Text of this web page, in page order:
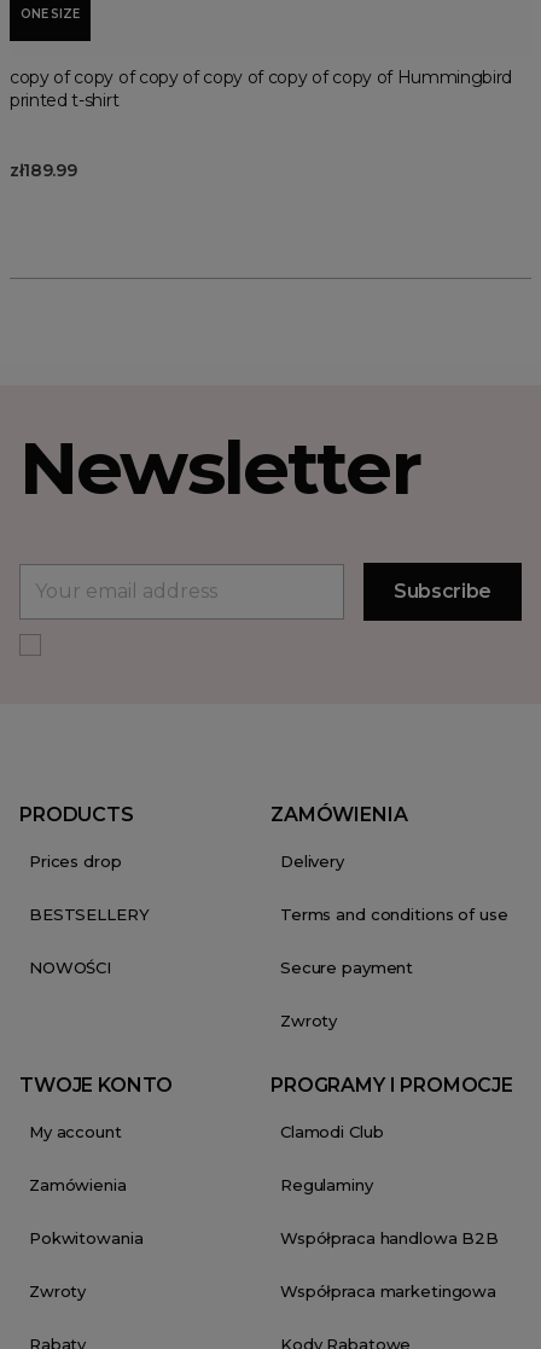
ONE SIZE
copy of copy of copy of copy of copy of copy of Hummingbird
printed t-shirt
zł189.99
Newsletter
PRODUCTS
Prices drop
BESTSELLERY
NOWOŚCI
ZAMÓWIENIA
Delivery
Terms and conditions of use
Secure payment
Zwroty
TWOJE KONTO
My account
Zamówienia
Pokwitowania
Zwroty
Rabaty
PROGRAMY I PROMOCJE
Clamodi Club
Regulaminy
Współpraca handlowa B2B
Współpraca marketingowa
Kody Rabatowe